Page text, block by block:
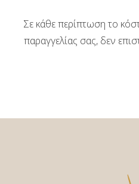
Σε κάθε περίπτωση το
παραγγελίας σας, δεν